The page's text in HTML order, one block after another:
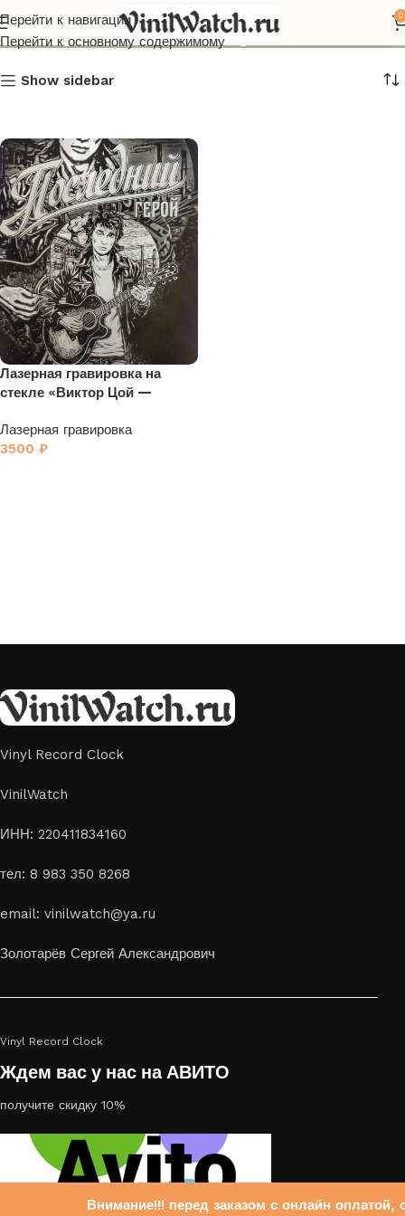
Внимание!!! перед заказом с онлайн оплатой,
Перейти к навигации
Перейти к основному содержимому
0
гравировка
Show sidebar
Лазерная гравировка на
стекле «Виктор Цой —
Лазерная гравировка
3500 ₽
Vinyl Record Clock
VinilWatch
ИНН: 220411834160
тел: 8 983 350 8268
email: vinilwatch@ya.ru
Золотарёв Сергей Александрович
Vinyl Record Clock
Ждем вас у нас на АВИТО
получите скидку 10%